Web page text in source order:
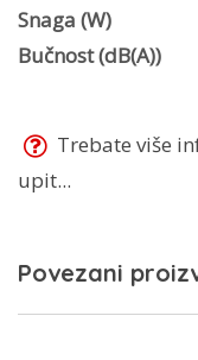
Snaga (W)
Bučnost (dB(A))
Trebate više
upit...
Povezani